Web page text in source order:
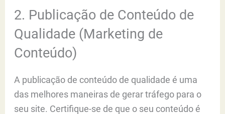
2. Publicação de Conteúdo de
Qualidade (Marketing de
Conteúdo)
A publicação de conteúdo de qualidade é uma
das melhores maneiras de gerar tráfego para o
seu site. Certifique-se de que o seu conteúdo é